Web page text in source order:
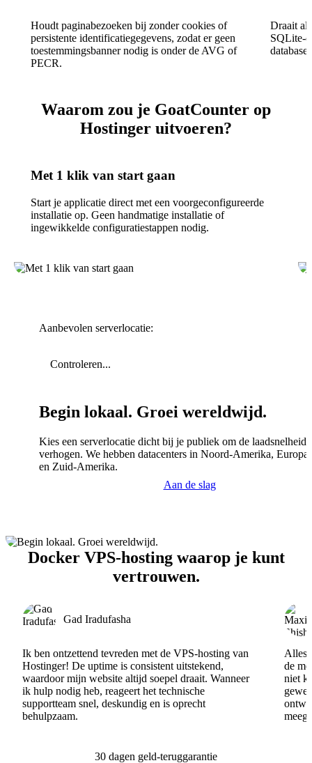
Houdt paginabezoeken bij zonder cookies of
persistente identificatiegegevens, zodat er geen
toestemmingsbanner nodig is onder de AVG of
PECR.
Draait
SQLite-
Waarom zou je GoatCounter op
Hostinger uitvoeren?
Met 1 klik van start gaan
Start je applicatie direct met een voorgeconfigureerde
installatie op. Geen handmatige installatie of
ingewikkelde configuratiestappen nodig.
Aanbevolen serverlocatie:
Controleren...
Begin lokaal. Groei wereldwijd.
Kies een serverlocatie dicht bij je publiek om de laadsnelheid
verhogen. We hebben datacenters in Noord-Amerika,
en Zuid-Amerika.
Aan de slag
Docker VPS-hosting waarop je kunt
vertrouwen.
Gad Iradufasha
Ik ben ontzettend tevreden met de VPS-hosting van
Hostinger! De uptime is consistent uitstekend,
waardoor mijn website altijd soepel draait. Wanneer
ik hulp nodig heb, reageert het technische
supportteam snel, deskundig en is oprecht
behulpzaam.
Alles
de
niet
30 dagen geld-teruggarantie